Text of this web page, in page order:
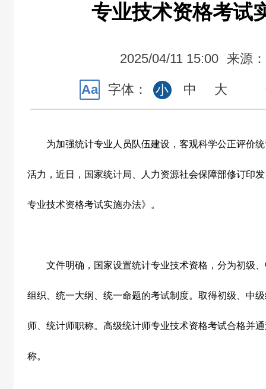
专业技术资格考试
2025/04/11 15:00 来源
Aa 字体： 小 中 大
为加强统计专业人员队伍建设，客观科学公正评价统
活力，近日，国家统计局、人力资源社会保障部修订印
专业技术资格考试实施办法》。
文件明确，国家设置统计专业技术资格，分为初级、
组织、统一大纲、统一命题的考试制度。取得初级、中
师、统计师职称。高级统计师专业技术资格考试合格并
称。